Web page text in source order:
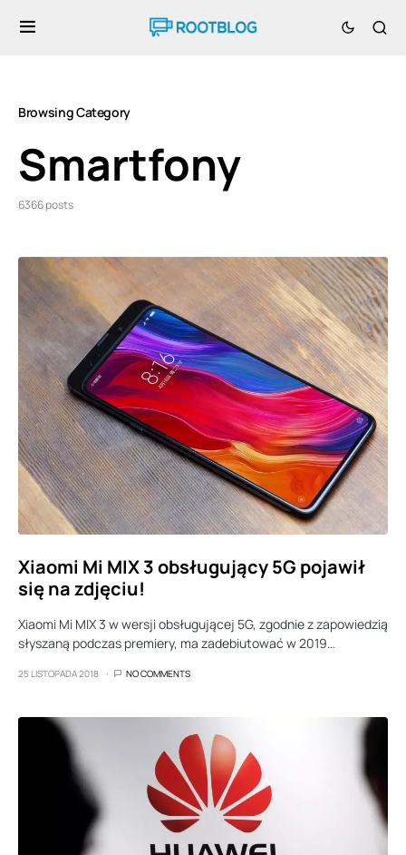
Browsing Category
Smartfony
6366 posts
Xiaomi Mi MIX 3 obsługujący 5G pojawił
się na zdjęciu!
Xiaomi Mi MIX 3 w wersji obsługującej 5G, zgodnie z zapowiedzią
słyszaną podczas premiery, ma zadebiutować w 2019…
25 LISTOPADA 2018 NO COMMENTS